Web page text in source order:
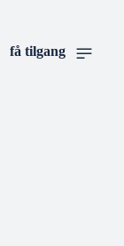
få tilgang